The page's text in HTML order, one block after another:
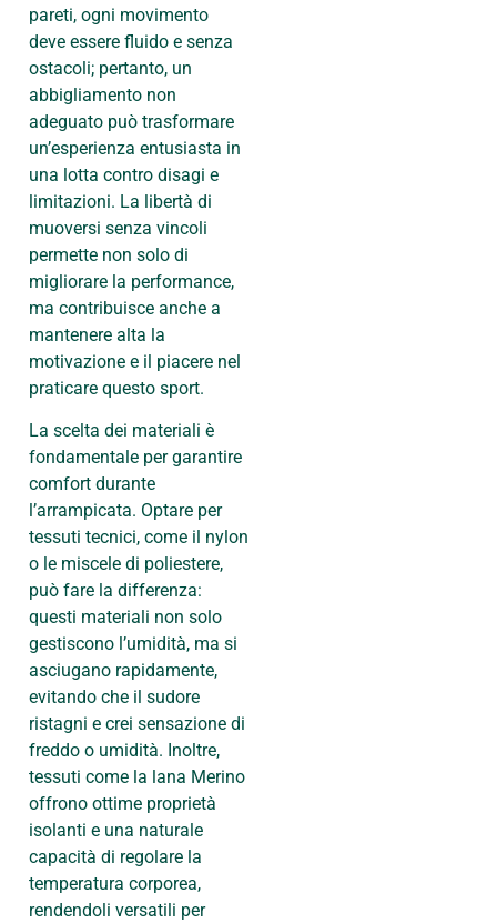
pareti, ogni movimento
deve essere fluido e senza
ostacoli; pertanto, un
abbigliamento non
adeguato può trasformare
un’esperienza entusiasta in
una lotta contro disagi e
limitazioni. La libertà di
muoversi senza vincoli
permette non solo di
migliorare la performance,
ma contribuisce anche a
mantenere alta la
motivazione e il piacere nel
praticare questo sport.
La scelta dei materiali è
fondamentale per garantire
comfort durante
l’arrampicata. Optare per
tessuti tecnici, come il nylon
o le miscele di poliestere,
può fare la differenza:
questi materiali non solo
gestiscono l’umidità, ma si
asciugano rapidamente,
evitando che il sudore
ristagni e crei sensazione di
freddo o umidità. Inoltre,
tessuti come la lana Merino
offrono ottime proprietà
isolanti e una naturale
capacità di regolare la
temperatura corporea,
rendendoli versatili per